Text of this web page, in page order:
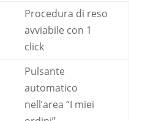
Procedura di reso
avviabile con 1
click
Pulsante
automatico
nell’area “I miei